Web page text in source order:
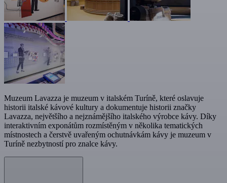
Muzeum Lavazza je muzeum v italském Turíně, které oslavuje
historii italské kávové kultury a dokumentuje historii značky
Lavazza, největšího a nejznámějšího italského výrobce kávy. Díky
interaktivním exponátům rozmístěným v několika tematických
místnostech a čerstvě uvařeným ochutnávkám kávy je muzeum v
Turíně nezbytností pro znalce kávy.